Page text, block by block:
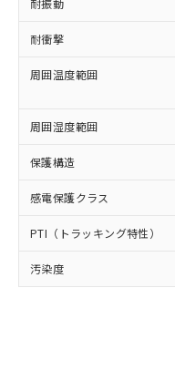
耐振動
耐衝撃
周囲温度範囲
周囲湿度範囲
保護構造
感電保護クラス
PTI（トラッキング特性）
汚染度
正式な納
様のお取
ムロン制
オムロン
販
在庫状況
事前の承
示しない
マイパーツ
ビス）を
メンバーズ
お客様が
但し、RoHS指令で
適用除外項目は除く。
フタル酸エステル類
図的な使用がないこ
部品在庫の切り
月が前後するこ
※3 非含有証
DBP(フタル酸ジブ
イソブチル) :
DEHP(フタル酸ビ
準値以下である
「10」：通常の
質が外部に漏え
及ぼさない年数
「－」：未確
全に破砕
いよう必
当社は貴
ル、化学
武器並び
当社は、
場合は、
該第三者
販売先およ
法に輸出
り引きを
一定
－
在庫
いて
たは
機器
空
受注
情報